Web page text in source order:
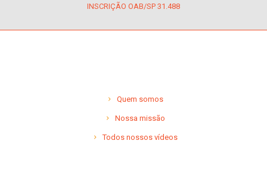
INSCRIÇÃO OAB/SP 31.488
Quem somos
Nossa missão
Todos nossos vídeos